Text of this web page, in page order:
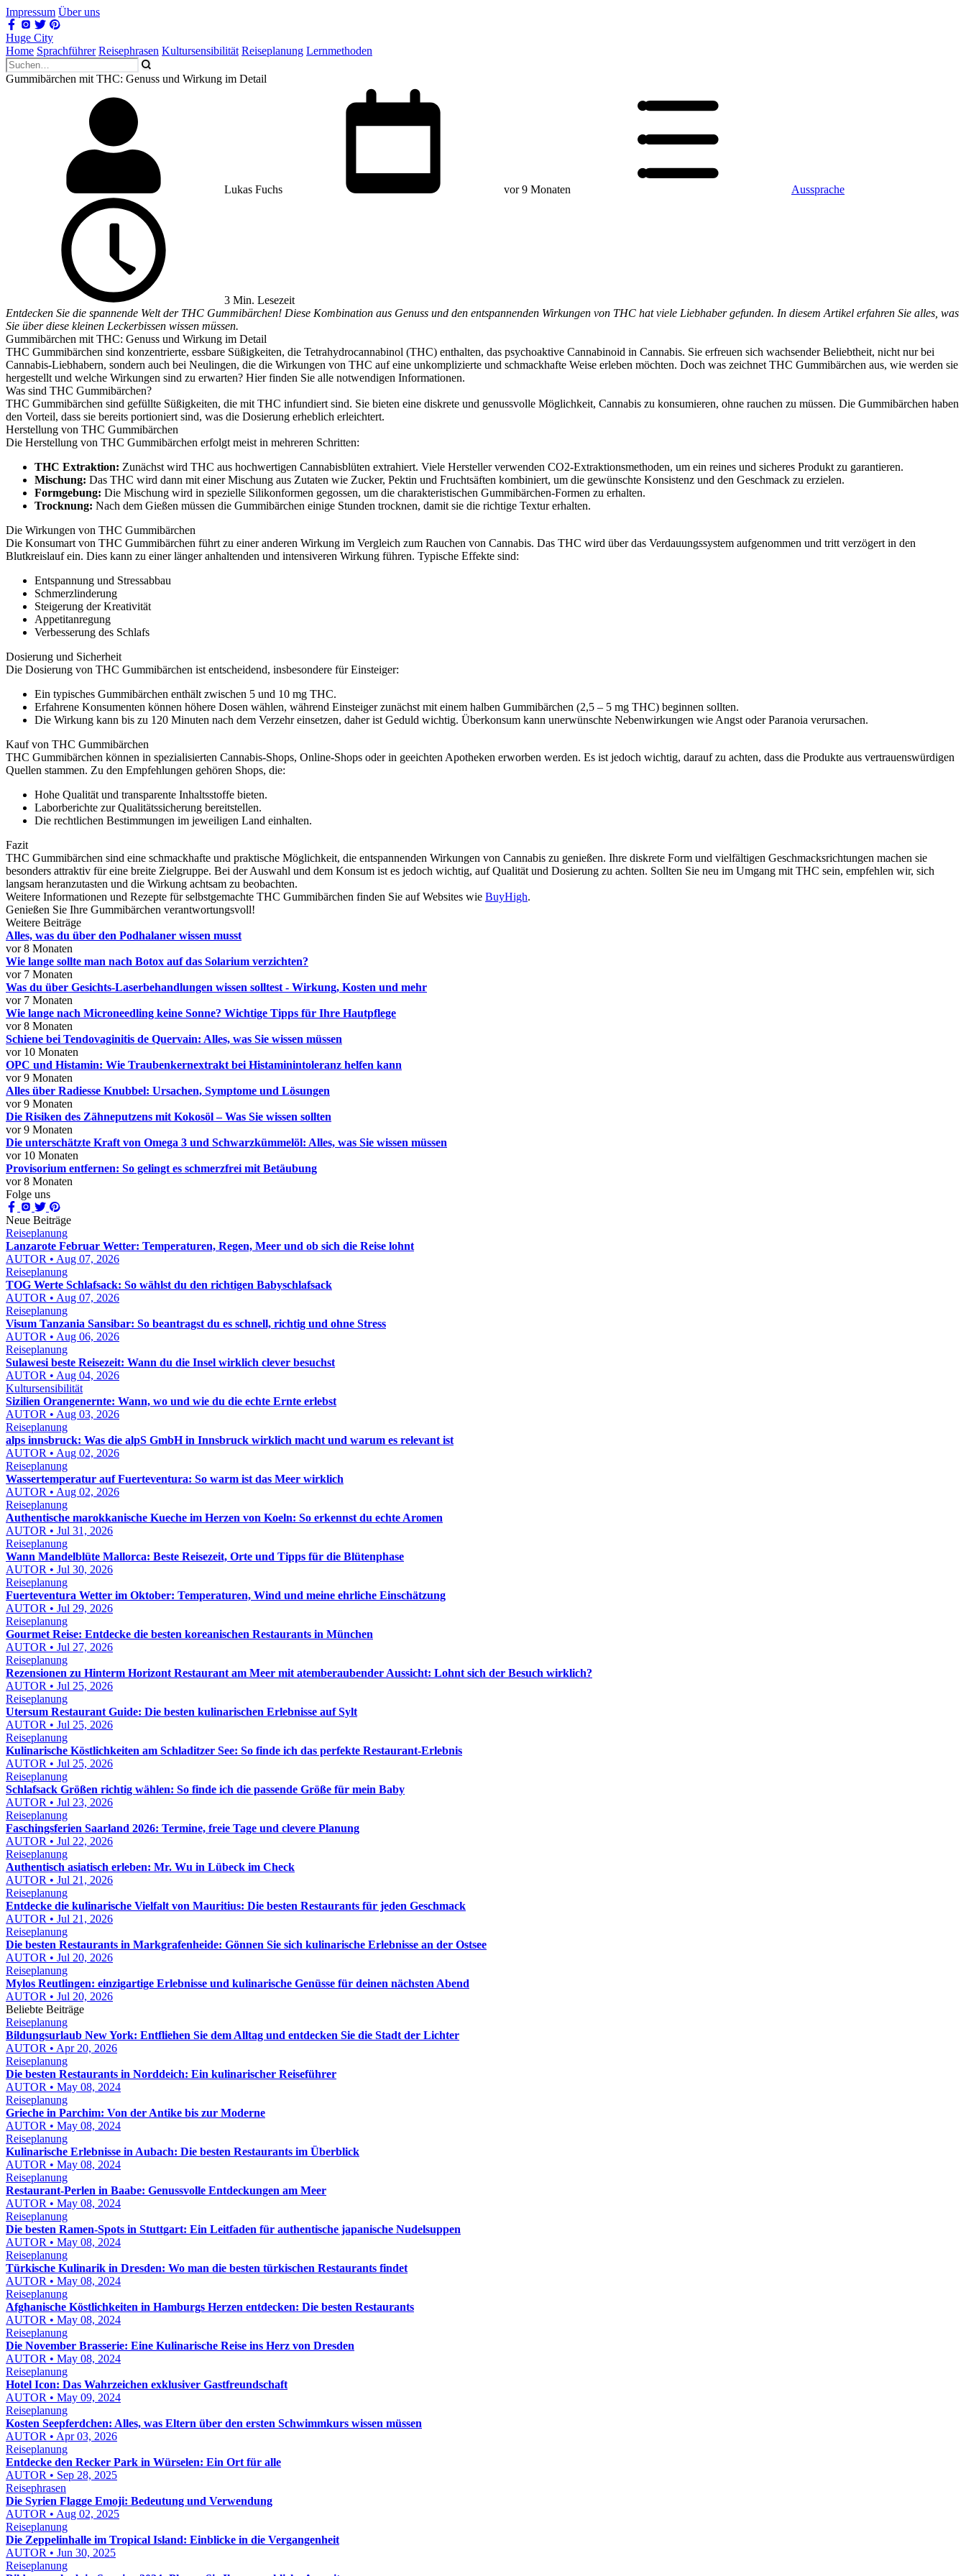
Impressum Über uns
Huge City
Home Sprachführer Reisephrasen Kultursensibilität Reiseplanung Lernmethoden
Gummibärchen mit THC: Genuss und Wirkung im Detail
Lukas Fuchs vor 9 Monaten Aussprache
3 Min. Lesezeit
Entdecken Sie die spannende Welt der THC Gummibärchen! Diese Kombination aus Genuss und den entspannenden Wirkungen von THC hat viele Liebhaber gefunden. In diesem Artikel erfahren Sie alles, was
Sie über diese kleinen Leckerbissen wissen müssen.
Gummibärchen mit THC: Genuss und Wirkung im Detail
THC Gummibärchen sind konzentrierte, essbare Süßigkeiten, die Tetrahydrocannabinol (THC) enthalten, das psychoaktive Cannabinoid in Cannabis. Sie erfreuen sich wachsender Beliebtheit, nicht nur bei
Cannabis-Liebhabern, sondern auch bei Neulingen, die die Wirkungen von THC auf eine unkomplizierte und schmackhafte Weise erleben möchten. Doch was zeichnet THC Gummibärchen aus, wie werden sie
hergestellt und welche Wirkungen sind zu erwarten? Hier finden Sie alle notwendigen Informationen.
Was sind THC Gummibärchen?
THC Gummibärchen sind gefüllte Süßigkeiten, die mit THC infundiert sind. Sie bieten eine diskrete und genussvolle Möglichkeit, Cannabis zu konsumieren, ohne rauchen zu müssen. Die Gummibärchen haben
den Vorteil, dass sie bereits portioniert sind, was die Dosierung erheblich erleichtert.
Herstellung von THC Gummibärchen
Die Herstellung von THC Gummibärchen erfolgt meist in mehreren Schritten:
THC Extraktion: Zunächst wird THC aus hochwertigen Cannabisblüten extrahiert. Viele Hersteller verwenden CO2-Extraktionsmethoden, um ein reines und sicheres Produkt zu garantieren.
Mischung: Das THC wird dann mit einer Mischung aus Zutaten wie Zucker, Pektin und Fruchtsäften kombiniert, um die gewünschte Konsistenz und den Geschmack zu erzielen.
Formgebung: Die Mischung wird in spezielle Silikonformen gegossen, um die charakteristischen Gummibärchen-Formen zu erhalten.
Trocknung: Nach dem Gießen müssen die Gummibärchen einige Stunden trocknen, damit sie die richtige Textur erhalten.
Die Wirkungen von THC Gummibärchen
Die Konsumart von THC Gummibärchen führt zu einer anderen Wirkung im Vergleich zum Rauchen von Cannabis. Das THC wird über das Verdauungssystem aufgenommen und tritt verzögert in den
Blutkreislauf ein. Dies kann zu einer länger anhaltenden und intensiveren Wirkung führen. Typische Effekte sind:
Entspannung und Stressabbau
Schmerzlinderung
Steigerung der Kreativität
Appetitanregung
Verbesserung des Schlafs
Dosierung und Sicherheit
Die Dosierung von THC Gummibärchen ist entscheidend, insbesondere für Einsteiger:
Ein typisches Gummibärchen enthält zwischen 5 und 10 mg THC.
Erfahrene Konsumenten können höhere Dosen wählen, während Einsteiger zunächst mit einem halben Gummibärchen (2,5 – 5 mg THC) beginnen sollten.
Die Wirkung kann bis zu 120 Minuten nach dem Verzehr einsetzen, daher ist Geduld wichtig. Überkonsum kann unerwünschte Nebenwirkungen wie Angst oder Paranoia verursachen.
Kauf von THC Gummibärchen
THC Gummibärchen können in spezialisierten Cannabis-Shops, Online-Shops oder in geeichten Apotheken erworben werden. Es ist jedoch wichtig, darauf zu achten, dass die Produkte aus vertrauenswürdigen
Quellen stammen. Zu den Empfehlungen gehören Shops, die:
Hohe Qualität und transparente Inhaltsstoffe bieten.
Laborberichte zur Qualitätssicherung bereitstellen.
Die rechtlichen Bestimmungen im jeweiligen Land einhalten.
Fazit
THC Gummibärchen sind eine schmackhafte und praktische Möglichkeit, die entspannenden Wirkungen von Cannabis zu genießen. Ihre diskrete Form und vielfältigen Geschmacksrichtungen machen sie
besonders attraktiv für eine breite Zielgruppe. Bei der Auswahl und dem Konsum ist es jedoch wichtig, auf Qualität und Dosierung zu achten. Sollten Sie neu im Umgang mit THC sein, empfehlen wir, sich
langsam heranzutasten und die Wirkung achtsam zu beobachten.
Weitere Informationen und Rezepte für selbstgemachte THC Gummibärchen finden Sie auf Websites wie BuyHigh.
Genießen Sie Ihre Gummibärchen verantwortungsvoll!
Weitere Beiträge
Alles, was du über den Podhalaner wissen musst
vor 8 Monaten
Wie lange sollte man nach Botox auf das Solarium verzichten?
vor 7 Monaten
Was du über Gesichts-Laserbehandlungen wissen solltest - Wirkung, Kosten und mehr
vor 7 Monaten
Wie lange nach Microneedling keine Sonne? Wichtige Tipps für Ihre Hautpflege
vor 8 Monaten
Schiene bei Tendovaginitis de Quervain: Alles, was Sie wissen müssen
vor 10 Monaten
OPC und Histamin: Wie Traubenkernextrakt bei Histaminintoleranz helfen kann
vor 9 Monaten
Alles über Radiesse Knubbel: Ursachen, Symptome und Lösungen
vor 9 Monaten
Die Risiken des Zähneputzens mit Kokosöl – Was Sie wissen sollten
vor 9 Monaten
Die unterschätzte Kraft von Omega 3 und Schwarzkümmelöl: Alles, was Sie wissen müssen
vor 10 Monaten
Provisorium entfernen: So gelingt es schmerzfrei mit Betäubung
vor 8 Monaten
Folge uns
Neue Beiträge
Reiseplanung
Lanzarote Februar Wetter: Temperaturen, Regen, Meer und ob sich die Reise lohnt
AUTOR • Aug 07, 2026
Reiseplanung
TOG Werte Schlafsack: So wählst du den richtigen Babyschlafsack
AUTOR • Aug 07, 2026
Reiseplanung
Visum Tanzania Sansibar: So beantragst du es schnell, richtig und ohne Stress
AUTOR • Aug 06, 2026
Reiseplanung
Sulawesi beste Reisezeit: Wann du die Insel wirklich clever besuchst
AUTOR • Aug 04, 2026
Kultursensibilität
Sizilien Orangenernte: Wann, wo und wie du die echte Ernte erlebst
AUTOR • Aug 03, 2026
Reiseplanung
alps innsbruck: Was die alpS GmbH in Innsbruck wirklich macht und warum es relevant ist
AUTOR • Aug 02, 2026
Reiseplanung
Wassertemperatur auf Fuerteventura: So warm ist das Meer wirklich
AUTOR • Aug 02, 2026
Reiseplanung
Authentische marokkanische Kueche im Herzen von Koeln: So erkennst du echte Aromen
AUTOR • Jul 31, 2026
Reiseplanung
Wann Mandelblüte Mallorca: Beste Reisezeit, Orte und Tipps für die Blütenphase
AUTOR • Jul 30, 2026
Reiseplanung
Fuerteventura Wetter im Oktober: Temperaturen, Wind und meine ehrliche Einschätzung
AUTOR • Jul 29, 2026
Reiseplanung
Gourmet Reise: Entdecke die besten koreanischen Restaurants in München
AUTOR • Jul 27, 2026
Reiseplanung
Rezensionen zu Hinterm Horizont Restaurant am Meer mit atemberaubender Aussicht: Lohnt sich der Besuch wirklich?
AUTOR • Jul 25, 2026
Reiseplanung
Utersum Restaurant Guide: Die besten kulinarischen Erlebnisse auf Sylt
AUTOR • Jul 25, 2026
Reiseplanung
Kulinarische Köstlichkeiten am Schladitzer See: So finde ich das perfekte Restaurant-Erlebnis
AUTOR • Jul 25, 2026
Reiseplanung
Schlafsack Größen richtig wählen: So finde ich die passende Größe für mein Baby
AUTOR • Jul 23, 2026
Reiseplanung
Faschingsferien Saarland 2026: Termine, freie Tage und clevere Planung
AUTOR • Jul 22, 2026
Reiseplanung
Authentisch asiatisch erleben: Mr. Wu in Lübeck im Check
AUTOR • Jul 21, 2026
Reiseplanung
Entdecke die kulinarische Vielfalt von Mauritius: Die besten Restaurants für jeden Geschmack
AUTOR • Jul 21, 2026
Reiseplanung
Die besten Restaurants in Markgrafenheide: Gönnen Sie sich kulinarische Erlebnisse an der Ostsee
AUTOR • Jul 20, 2026
Reiseplanung
Mylos Reutlingen: einzigartige Erlebnisse und kulinarische Genüsse für deinen nächsten Abend
AUTOR • Jul 20, 2026
Beliebte Beiträge
Reiseplanung
Bildungsurlaub New York: Entfliehen Sie dem Alltag und entdecken Sie die Stadt der Lichter
AUTOR • Apr 20, 2026
Reiseplanung
Die besten Restaurants in Norddeich: Ein kulinarischer Reiseführer
AUTOR • May 08, 2024
Reiseplanung
Grieche in Parchim: Von der Antike bis zur Moderne
AUTOR • May 08, 2024
Reiseplanung
Kulinarische Erlebnisse in Aubach: Die besten Restaurants im Überblick
AUTOR • May 08, 2024
Reiseplanung
Restaurant-Perlen in Baabe: Genussvolle Entdeckungen am Meer
AUTOR • May 08, 2024
Reiseplanung
Die besten Ramen-Spots in Stuttgart: Ein Leitfaden für authentische japanische Nudelsuppen
AUTOR • May 08, 2024
Reiseplanung
Türkische Kulinarik in Dresden: Wo man die besten türkischen Restaurants findet
AUTOR • May 08, 2024
Reiseplanung
Afghanische Köstlichkeiten in Hamburgs Herzen entdecken: Die besten Restaurants
AUTOR • May 08, 2024
Reiseplanung
Die November Brasserie: Eine Kulinarische Reise ins Herz von Dresden
AUTOR • May 08, 2024
Reiseplanung
Hotel Icon: Das Wahrzeichen exklusiver Gastfreundschaft
AUTOR • May 09, 2024
Reiseplanung
Kosten Seepferdchen: Alles, was Eltern über den ersten Schwimmkurs wissen müssen
AUTOR • Apr 03, 2026
Reiseplanung
Entdecke den Recker Park in Würselen: Ein Ort für alle
AUTOR • Sep 28, 2025
Reisephrasen
Die Syrien Flagge Emoji: Bedeutung und Verwendung
AUTOR • Aug 02, 2025
Reiseplanung
Die Zeppelinhalle im Tropical Island: Einblicke in die Vergangenheit
AUTOR • Jun 30, 2025
Reiseplanung